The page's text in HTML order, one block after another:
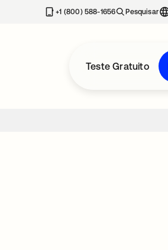
+1 (800) 588-1656 Pesquisar
Teste Gratuito